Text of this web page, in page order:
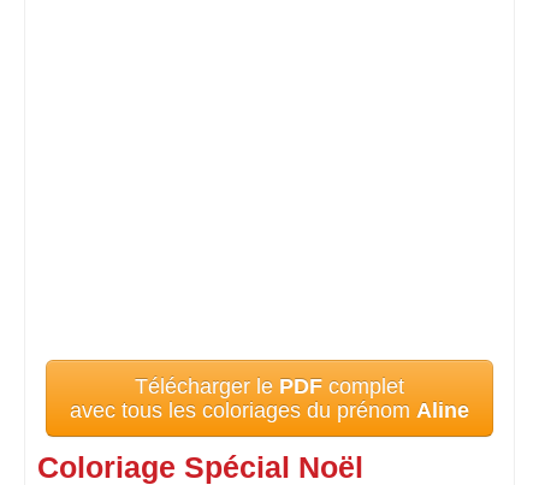
Télécharger le PDF complet
avec tous les coloriages du prénom Aline
Coloriage Spécial Noël